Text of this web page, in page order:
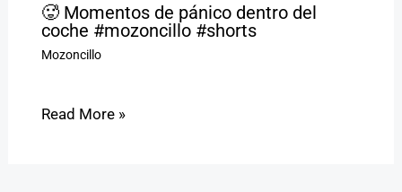
🥵 Momentos de pánico dentro del
coche #mozoncillo #shorts
Mozoncillo
Read More »